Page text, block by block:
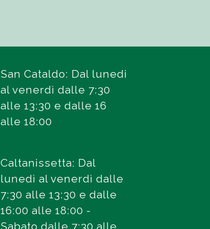
San Cataldo: Dal lunedi
al venerdì dalle 7:30
alle 13:30 e dalle 16
alle 18:00
Caltanissetta: Dal
lunedì al venerdì dalle
7:30 alle 13:30 e dalle
16:00 alle 18:00 -
Sabato dalle 7:30 alle